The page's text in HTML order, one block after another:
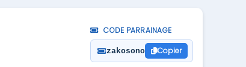
CODE PARRAINAGE
zakosono Copier